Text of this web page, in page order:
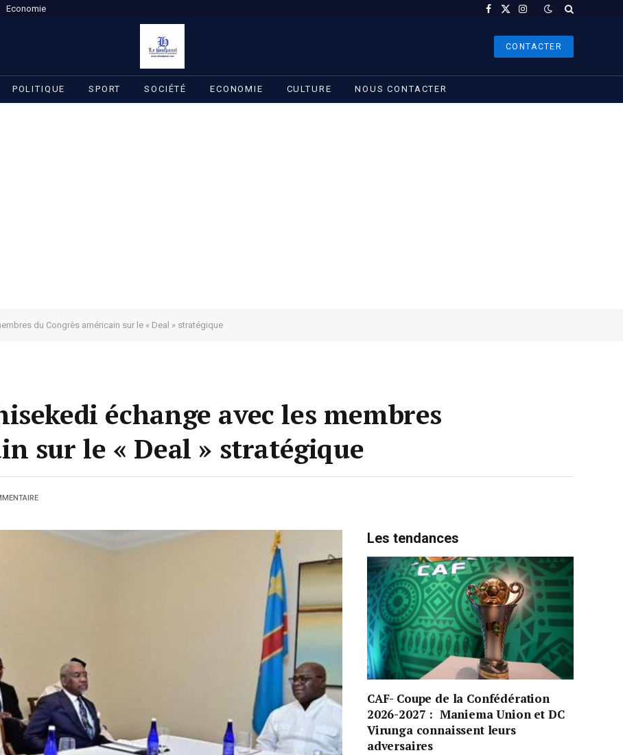
Economie Facebook
X
Instagram
CONTACTER
POLITIQUE SPORT SOCIÉTÉ ECONOMIE CULTURE NOUS CONTACTER
du Congrès américain sur le « Deal » stratégique
échange avec les membres
sur le « Deal » stratégique
Les tendances
CAF- Coupe de la Confédération
2026-2027 : Maniema Union et DC
Virunga connaissent leurs
adversaires